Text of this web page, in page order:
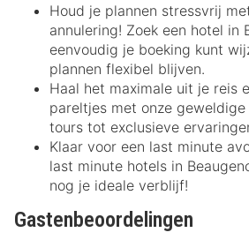
Houd je plannen stressvrij
annulering! Zoek een hotel in
eenvoudig je boeking kunt
plannen flexibel blijven.
Haal het maximale uit je reis
pareltjes met onze geweldige
tours tot exclusieve
Klaar voor een last minute
last minute hotels in
nog je ideale verblijf!
Gastenbeoordelingen